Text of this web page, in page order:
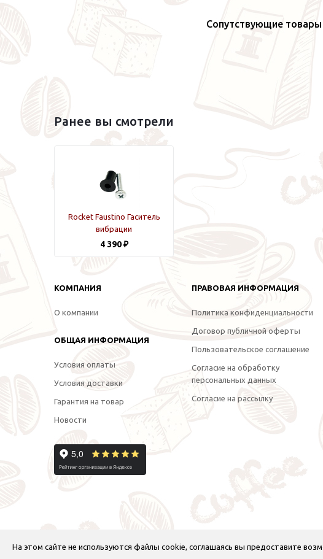
Сопутствующие товары
На этом сайте не используются файлы cookie, соглашаясь вы предоставите
Ранее вы смотрели
Rocket Faustino Гаситель
вибрации
4 390 ₽
КОМПАНИЯ
О компании
ОБЩАЯ ИНФОРМАЦИЯ
Условия оплаты
Условия доставки
Гарантия на товар
Новости
ПРАВОВАЯ ИНФОРМАЦИЯ
Политика конфиденциальности
Договор публичной оферты
Пользовательское соглашение
Согласие на обработку
персональных данных
Согласие на рассылку